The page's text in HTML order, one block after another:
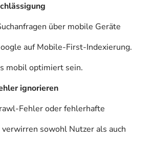
über mobile Geräte
auf Mobile-First-Indexierung.
mobil optimiert sein.
ignorieren
Fehler oder fehlerhafte
sowohl Nutzer als auch